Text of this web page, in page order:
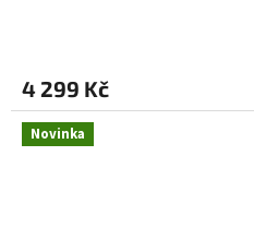
4 299 Kč
Novinka